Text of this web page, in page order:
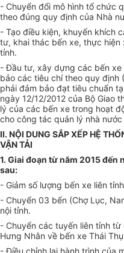
- Chuyển đổi mô hình tổ chức
theo đúng quy định của Nhà
- Tạo điều kiện, khuyến khích
tư, khai thác bến xe, thực hiện
tỉnh.
- Đầu tư, xây dựng các bến
bảo các tiêu chí theo quy định
phải đảm bảo đạt tiêu chuẩn
ngày 12/12/2012 của Bộ Giao
lý của các bến xe trong hoạt
cho công tác quản lý nhà
II. NỘI DUNG SẮP XẾP HỆ
VẬN TẢI
1. Giai đoạn từ năm 2015
sau:
- Giảm số lượng bến xe liên
- Chuyển 03 bến (Chợ Lục,
nội tỉnh.
- Chuyển các tuyến liên tỉnh
Hưng Nhân về bến xe Thái
- Điều chỉnh lại hành trình của